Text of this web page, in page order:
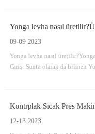
Yonga levha nasıl
09-09 2023
Yonga levha nasıl
Giriş: Sunta olarak da bilinen
12-13 2023